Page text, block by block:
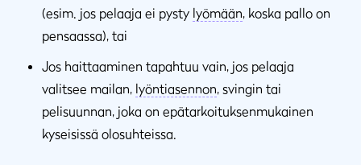
(esim. jos pelaaja ei pysty lyömään, koska pallo on
pensaassa), tai
Jos haittaaminen tapahtuu vain, jos pelaaja
valitsee mailan, lyöntiasennon, svingin tai
pelisuunnan, joka on epätarkoituksenmukainen
kyseisissä olosuhteissa.